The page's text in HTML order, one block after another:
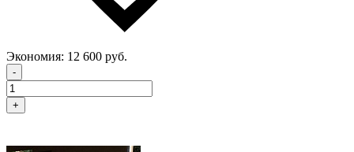
Экономия: 12 600 руб.
-
+